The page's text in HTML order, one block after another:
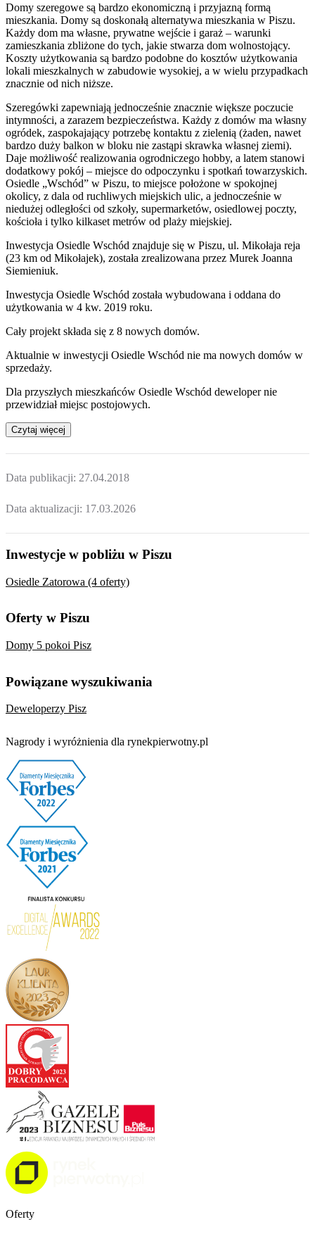
Domy szeregowe są bardzo ekonomiczną i przyjazną formą
mieszkania. Domy są doskonałą alternatywa mieszkania w Piszu.
Każdy dom ma własne, prywatne wejście i garaż – warunki
zamieszkania zbliżone do tych, jakie stwarza dom wolnostojący.
Koszty użytkowania są bardzo podobne do kosztów użytkowania
lokali mieszkalnych w zabudowie wysokiej, a w wielu przypadkach
znacznie od nich niższe.
Szeregówki zapewniają jednocześnie znacznie większe poczucie
intymności, a zarazem bezpieczeństwa. Każdy z domów ma własny
ogródek, zaspokajający potrzebę kontaktu z zielenią (żaden, nawet
bardzo duży balkon w bloku nie zastąpi skrawka własnej ziemi).
Daje możliwość realizowania ogrodniczego hobby, a latem stanowi
dodatkowy pokój – miejsce do odpoczynku i spotkań towarzyskich.
Osiedle „Wschód” w Piszu, to miejsce położone w spokojnej
okolicy, z dala od ruchliwych miejskich ulic, a jednocześnie w
niedużej odległości od szkoły, supermarketów, osiedlowej poczty,
kościoła i tylko kilkaset metrów od plaży miejskiej.
Inwestycja Osiedle Wschód znajduje się w Piszu, ul. Mikołaja reja
(23 km od Mikołajek), została zrealizowana przez Murek Joanna
Siemieniuk.
Inwestycja Osiedle Wschód została wybudowana i oddana do
użytkowania w 4 kw. 2019 roku.
Cały projekt składa się z 8 nowych domów.
Aktualnie w inwestycji Osiedle Wschód nie ma nowych domów w
sprzedaży.
Dla przyszłych mieszkańców Osiedle Wschód deweloper nie
przewidział miejsc postojowych.
Czytaj więcej
Data publikacji: 27.04.2018
Data aktualizacji: 17.03.2026
Inwestycje w pobliżu w Piszu
Osiedle Zatorowa (4 oferty)
Oferty w Piszu
Domy 5 pokoi Pisz
Powiązane wyszukiwania
Deweloperzy Pisz
Nagrody i wyróżnienia dla rynekpierwotny.pl
Oferty